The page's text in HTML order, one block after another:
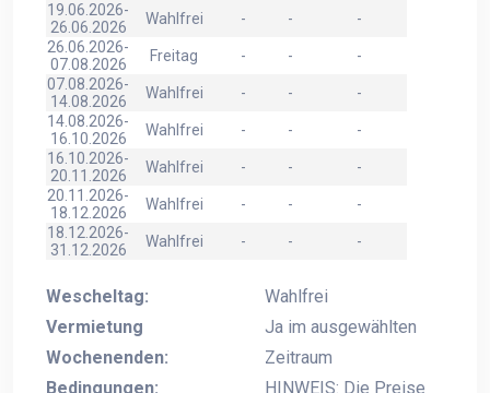
19.06.2026-
26.06.2026
Wahlfrei - -
-
26.06.2026-
07.08.2026
Freitag - -
-
07.08.2026-
14.08.2026
Wahlfrei - -
-
14.08.2026-
16.10.2026
Wahlfrei - -
-
16.10.2026-
20.11.2026
Wahlfrei - -
-
20.11.2026-
18.12.2026
Wahlfrei - -
-
18.12.2026-
31.12.2026
Wahlfrei - - -
Wescheltag:
Wahlfrei
Vermietung
Wochenenden:
Ja im ausgewählten
Zeitraum
Bedingungen:
HINWEIS: Die Preise